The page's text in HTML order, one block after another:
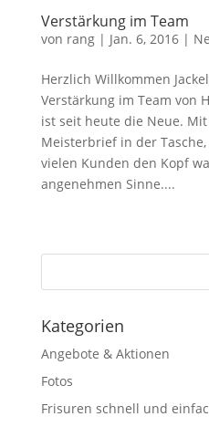
Verstärkung im Team
von rang| Jan. 6, 2016|
Herzlich Willkommen
Verstärkung im Team von
ist seit heute die Neue.
Meisterbrief in der
vielen Kunden den Kopf
angenehmen Sinne....
Kategorien
Angebote & Aktionen
Fotos
Frisuren schnell und